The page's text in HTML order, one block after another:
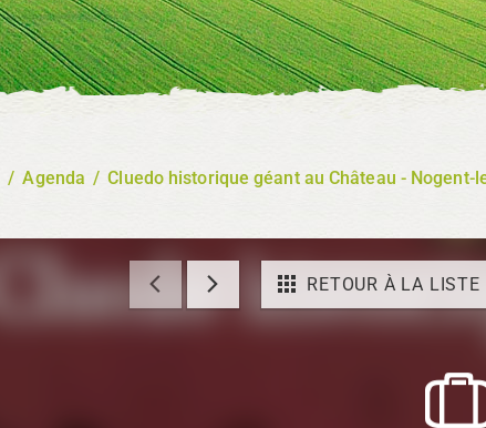
/ Agenda / Cluedo historique géant au Château - Nogent-
RETOUR À LA LISTE